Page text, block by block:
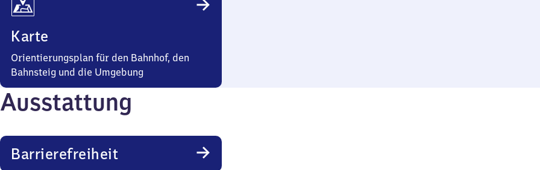
Karte
Orientierungsplan für den Bahnhof, den
Bahnsteig und die Umgebung
Ausstattung
Barrierefreiheit